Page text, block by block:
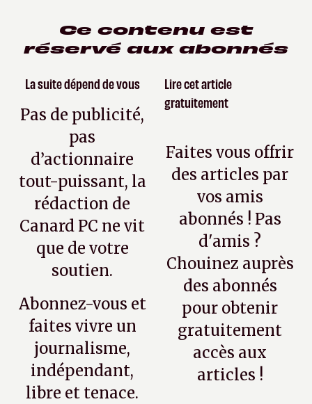
Ce contenu est
réservé aux abonnés
La suite dépend de vous
Pas de publicité,
pas
d’actionnaire
tout-puissant, la
rédaction de
Canard PC ne vit
que de votre
soutien.
Abonnez-vous et
faites vivre un
journalisme,
indépendant,
libre et tenace.
Lire cet article
gratuitement
Faites vous offrir
des articles par
vos amis
abonnés ! Pas
d'amis ?
Chouinez auprès
des abonnés
pour obtenir
gratuitement
accès aux
articles !